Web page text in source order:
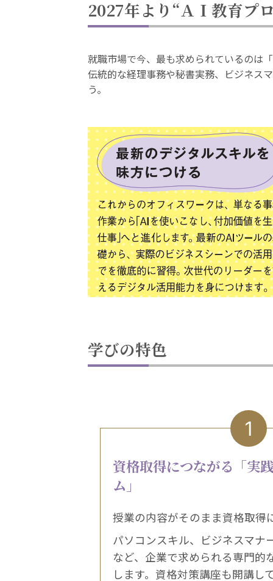
2027年より“ＡＩ教育プ
就職市場で今、最も求められているのは
伝統的な経理事務や秘書実務、ビジネス
う。
学びの特色
1
資格取得につながる「実
ム」
授業の内容がそのまま資格取得
パソコンスキル、ビジネスマナ
など、企業で求められる専門的
します。資格対策講座も開講し